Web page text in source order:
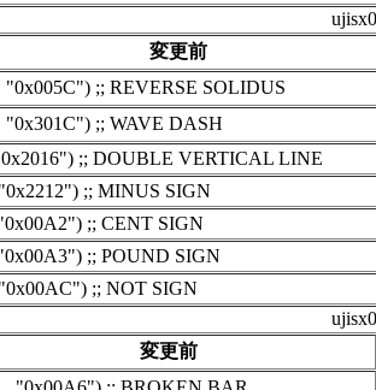
変更前
"0x005C") ;; REVERSE SOLIDUS
"0x301C") ;; WAVE DASH
;; DOUBLE VERTICAL LINE
;; MINUS SIGN
;; CENT SIGN
;; POUND SIGN
;; NOT SIGN
変更前